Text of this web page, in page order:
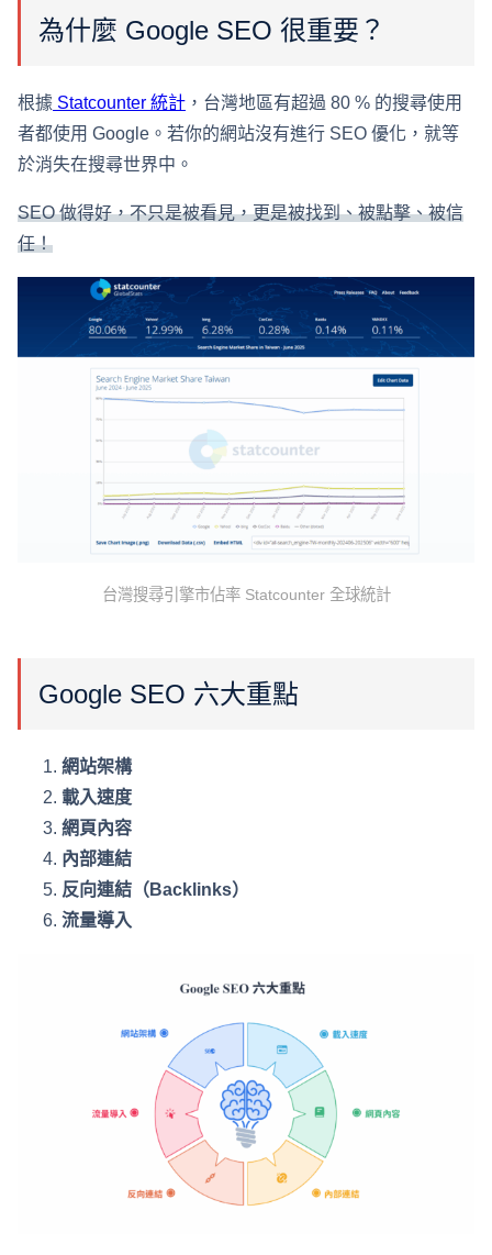
為什麼 Google SEO 很重要？
根據 Statcounter 統計 ，台灣地區有超過 80 % 的搜尋使用
者都使用 Google。若你的網站沒有進行 SEO 優化，就等
於消失在搜尋世界中。
SEO 做得好，不只是被看見，更是被找到、被點擊、被信
任！
台灣搜尋引擎市佔率 Statcounter 全球統計
Google SEO 六大重點
網站架構
載入速度
網頁內容
內部連結
反向連結（Backlinks）
流量導入